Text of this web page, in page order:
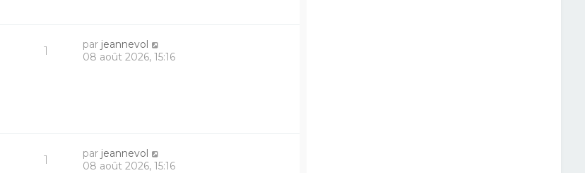
1 par jeannevol
08 août 2026, 15:16
1 par jeannevol
08 août 2026, 15:16